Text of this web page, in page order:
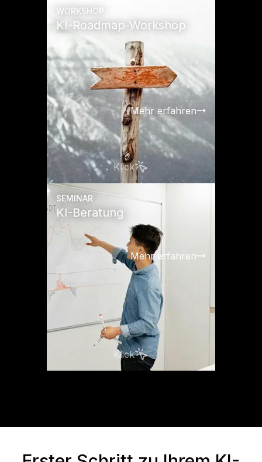
WORKSHOP
KI-Roadmap-Workshop
Mehr erfahren
Klick
SEMINAR
KI-Beratung
Mehr erfahren
Klick